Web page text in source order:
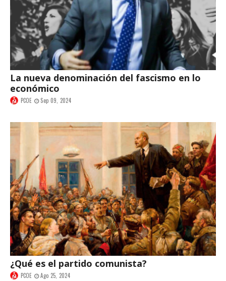
La nueva denominación del fascismo en lo
económico
PCOE Sep 09, 2024
¿Qué es el partido comunista?
PCOE Ago 25, 2024